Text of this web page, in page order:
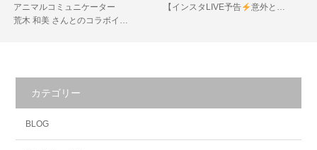
アニマルコミュニケーター
荒木 和美 さんとのコラボイ…
【インスタLIVE予告 意外と…
カテゴリー
BLOG